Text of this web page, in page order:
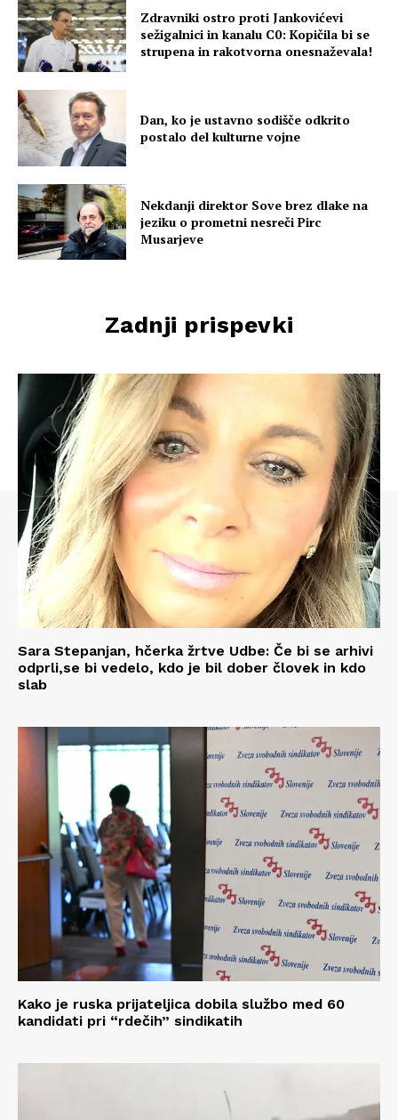
Zdravniki ostro proti Jankovićevi
sežigalnici in kanalu C0: Kopičila bi se
strupena in rakotvorna onesnaževala!
Dan, ko je ustavno sodišče odkrito
postalo del kulturne vojne
Nekdanji direktor Sove brez dlake na
jeziku o prometni nesreči Pirc
Musarjeve
Zadnji prispevki
Sara Stepanjan, hčerka žrtve Udbe: Če bi se arhivi
odprli,se bi vedelo, kdo je bil dober človek in kdo
slab
Kako je ruska prijateljica dobila službo med 60
kandidati pri “rdečih” sindikatih